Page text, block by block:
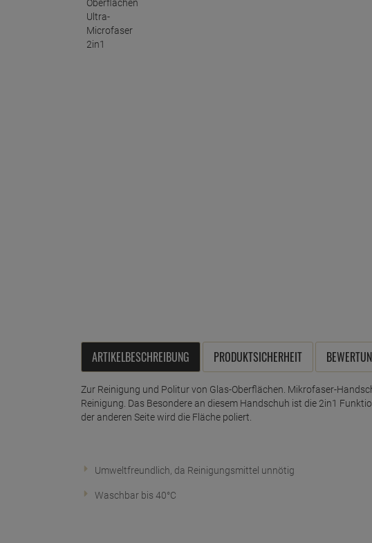
ARTIKELBESCHREIBUNG PRODUKTSICHERHEIT
Zur Reinigung und Politur von Glas-Oberflächen. Mikrofaser-
Reinigung. Das Besondere an diesem Handschuh ist die 2in1
der anderen Seite wird die Fläche poliert.
Umweltfreundlich, da Reinigungsmittel unnötig
Waschbar bis 40°C